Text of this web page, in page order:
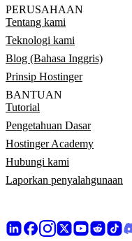
PERUSAHAAN
Tentang kami
Teknologi kami
Blog (Bahasa Inggris)
Prinsip Hostinger
BANTUAN
Tutorial
Pengetahuan Dasar
Hostinger Academy
Hubungi kami
Laporkan penyalahgunaan